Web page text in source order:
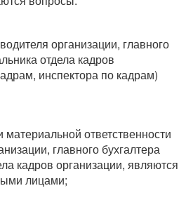
организации, главного
отдела кадров
инспектора по кадрам)
ответственности
главного бухгалтера
кадров организации, являются
лицами;